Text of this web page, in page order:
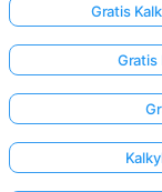
Gratis
Gratis